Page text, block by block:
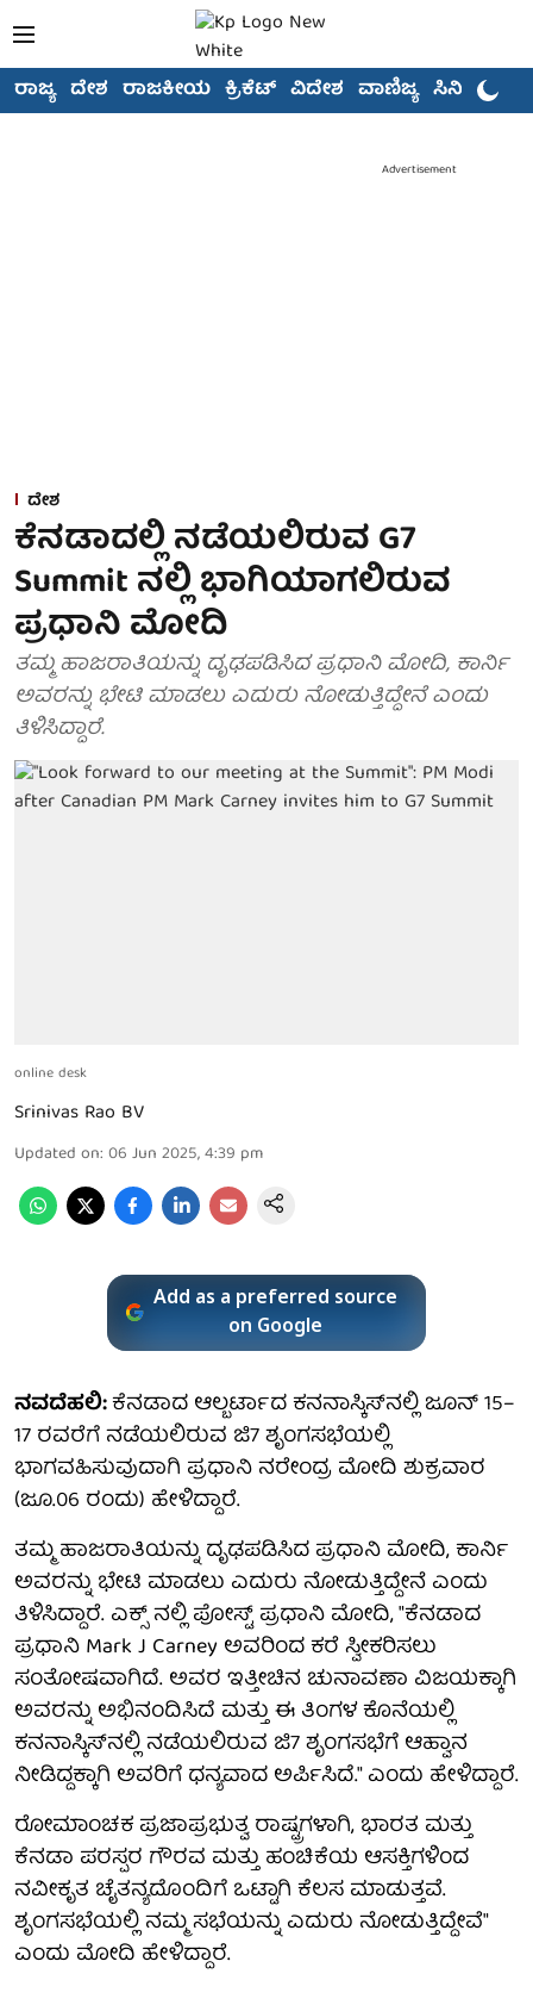
ರಾಜ್ಯ ದೇಶ ರಾಜಕೀಯ ಕ್ರಿಕೆಟ್ ವಿದೇಶ ವಾಣಿಜ್ಯ ಸಿನಿಮಾ
Advertisement
ದೇಶ
ಕೆನಡಾದಲ್ಲಿ ನಡೆಯಲಿರುವ G7
Summit ನಲ್ಲಿ ಭಾಗಿಯಾಗಲಿರುವ
ಪ್ರಧಾನಿ ಮೋದಿ
ತಮ್ಮ ಹಾಜರಾತಿಯನ್ನು ದೃಢಪಡಿಸಿದ ಪ್ರಧಾನಿ ಮೋದಿ, ಕಾರ್ನಿ
ಅವರನ್ನು ಭೇಟಿ ಮಾಡಲು ಎದುರು ನೋಡುತ್ತಿದ್ದೇನೆ ಎಂದು
ತಿಳಿಸಿದ್ದಾರೆ.
online desk
Srinivas Rao BV
Updated on: 06 Jun 2025, 4:39 pm
Add as a preferred source
on Google
ನವದೆಹಲಿ:ಕೆನಡಾದ ಆಲ್ಬರ್ಟಾದ ಕನನಾಸ್ಕಿಸ್‌ನಲ್ಲಿ ಜೂನ್ 15–
17 ರವರೆಗೆ ನಡೆಯಲಿರುವ ಜಿ7 ಶೃಂಗಸಭೆಯಲ್ಲಿ
ಭಾಗವಹಿಸುವುದಾಗಿ ಪ್ರಧಾನಿ ನರೇಂದ್ರ ಮೋದಿ ಶುಕ್ರವಾರ
(ಜೂ.06 ರಂದು) ಹೇಳಿದ್ದಾರೆ.
ತಮ್ಮ ಹಾಜರಾತಿಯನ್ನು ದೃಢಪಡಿಸಿದ ಪ್ರಧಾನಿ ಮೋದಿ, ಕಾರ್ನಿ
ಅವರನ್ನು ಭೇಟಿ ಮಾಡಲು ಎದುರು ನೋಡುತ್ತಿದ್ದೇನೆ ಎಂದು
ತಿಳಿಸಿದ್ದಾರೆ. ಎಕ್ಸ್ ನಲ್ಲಿ ಪೋಸ್ಟ್ ಪ್ರಧಾನಿ ಮೋದಿ, "ಕೆನಡಾದ
ಪ್ರಧಾನಿ Mark J Carney ಅವರಿಂದ ಕರೆ ಸ್ವೀಕರಿಸಲು
ಸಂತೋಷವಾಗಿದೆ. ಅವರ ಇತ್ತೀಚಿನ ಚುನಾವಣಾ ವಿಜಯಕ್ಕಾಗಿ
ಅವರನ್ನು ಅಭಿನಂದಿಸಿದೆ ಮತ್ತು ಈ ತಿಂಗಳ ಕೊನೆಯಲ್ಲಿ
ಕನನಾಸ್ಕಿಸ್‌ನಲ್ಲಿ ನಡೆಯಲಿರುವ ಜಿ7 ಶೃಂಗಸಭೆಗೆ ಆಹ್ವಾನ
ನೀಡಿದ್ದಕ್ಕಾಗಿ ಅವರಿಗೆ ಧನ್ಯವಾದ ಅರ್ಪಿಸಿದೆ." ಎಂದು ಹೇಳಿದ್ದಾರೆ.
ರೋಮಾಂಚಕ ಪ್ರಜಾಪ್ರಭುತ್ವ ರಾಷ್ಟ್ರಗಳಾಗಿ, ಭಾರತ ಮತ್ತು
ಕೆನಡಾ ಪರಸ್ಪರ ಗೌರವ ಮತ್ತು ಹಂಚಿಕೆಯ ಆಸಕ್ತಿಗಳಿಂದ
ನವೀಕೃತ ಚೈತನ್ಯದೊಂದಿಗೆ ಒಟ್ಟಾಗಿ ಕೆಲಸ ಮಾಡುತ್ತವೆ.
ಶೃಂಗಸಭೆಯಲ್ಲಿ ನಮ್ಮ ಸಭೆಯನ್ನು ಎದುರು ನೋಡುತ್ತಿದ್ದೇವೆ"
ಎಂದು ಮೋದಿ ಹೇಳಿದ್ದಾರೆ.